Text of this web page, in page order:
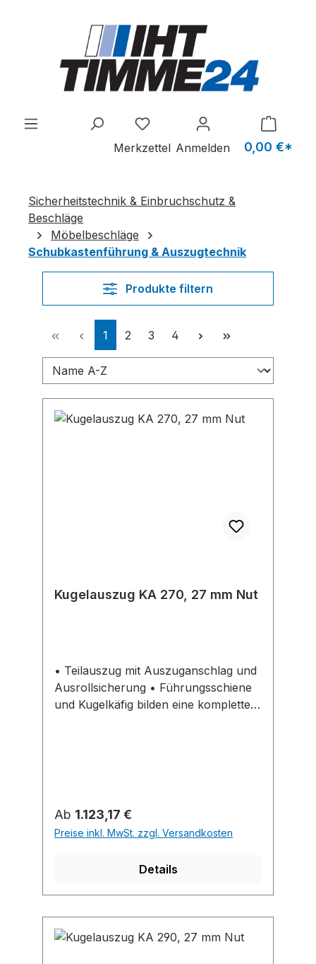
Du hast 0 Produkte auf dem
Merkzettel Anmelden 0,00 €*
Sicherheitstechnik & Einbruchschutz &
Beschläge
Möbelbeschläge
Schubkastenführung & Auszugtechnik
Produkte filtern
Seite
1 Seite
2 Seite
3 Seite
4
Kugelauszug KA 270, 27 mm Nut
• Teilauszug mit Auszuganschlag und
Ausrollsicherung • Führungsschiene
und Kugelkäfig bilden eine komplette,
Stahl verzinkt
Regulärer Preis:
Ab 1.123,17 €
Preise inkl. MwSt. zzgl. Versandkosten
Details